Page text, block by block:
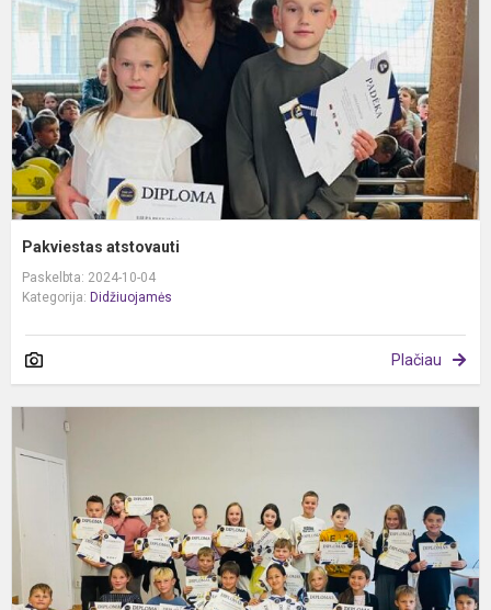
Pakviestas atstovauti
Paskelbta: 2024-10-04
Kategorija: Didžiuojamės
Plačiau